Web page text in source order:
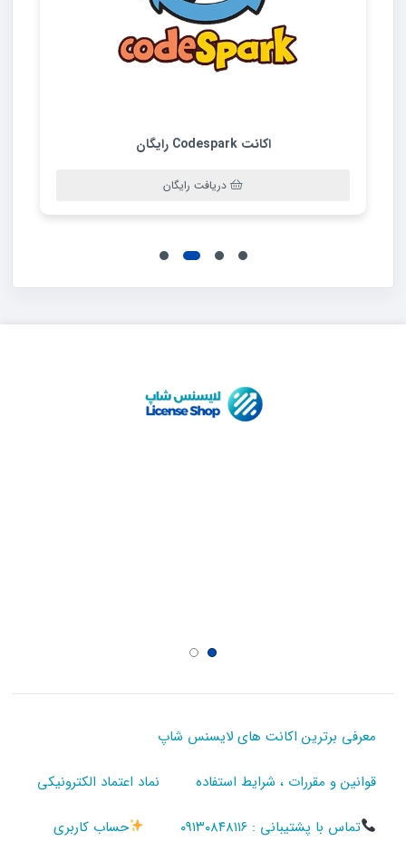
اکانت Codespark رایگان
دریافت رایگان
معرفی برترین اکانت های لایسنس شاپ
قوانین و مقررات ، شرایط استفاده نماد اعتماد الکترونیکی
تماس با پشتیبانی : ۰۹۱۳۰۸۴۸۱۱۶ حساب کاربری